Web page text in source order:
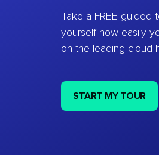
Take a FREE guided
yourself how easily
on the leading cloud-
START MY TOUR